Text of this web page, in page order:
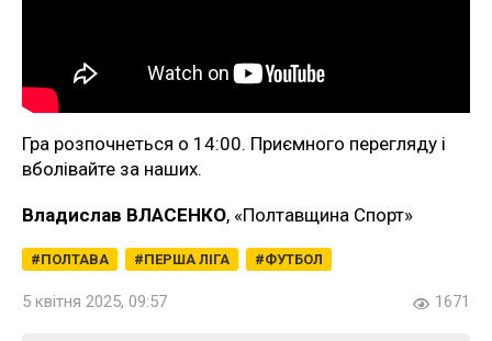
Гра розпочнеться о 14:00. Приємного перегляду і
вболівайте за наших.
Владислав ВЛАСЕНКО, «Полтавщина Спорт»
ПОЛТАВА ПЕРША ЛІГА ФУТБОЛ
5 квітня 2025, 09:57 1671